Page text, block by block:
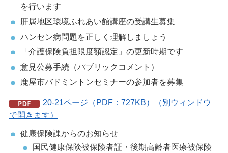
を行います
肝属地区環境ふれあい館講座の受講生募集
ハンセン病問題を正しく理解しましょう
「介護保険負担限度額認定」の更新時期です
意見公募手続（パブリックコメント）
鹿屋市バドミントンセミナーの参加者を募集
20-21ページ（PDF：727KB）（別ウィンドウ
で開きます）
健康保険課からのお知らせ
国民健康保険被保険者証・後期高齢者医療被保険